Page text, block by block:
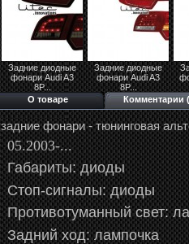
Задние диодные
фонари Audi A3
8P...
Задние диодные
фонари Audi A3
8P...
О товаре Комментарии
задние фонари - тюнинговая
05.2003-...
Габариты: диоды
Стоп-сигналы: диоды
Противотуманный свет:
Задний ход: лампочка